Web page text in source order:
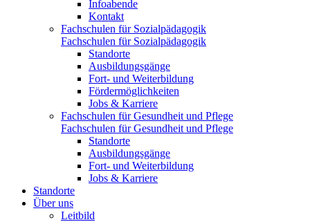
Infoabende
Kontakt
Fachschulen für Sozialpädagogik
Fachschulen für Sozialpädagogik
Standorte
Ausbildungsgänge
Fort- und Weiterbildung
Fördermöglichkeiten
Jobs & Karriere
Fachschulen für Gesundheit und Pflege
Fachschulen für Gesundheit und Pflege
Standorte
Ausbildungsgänge
Fort- und Weiterbildung
Jobs & Karriere
Standorte
Über uns
Leitbild